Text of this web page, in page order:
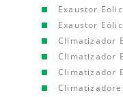
Exaustor
Exaustor
Climatizador
Climatizador
Climatizador